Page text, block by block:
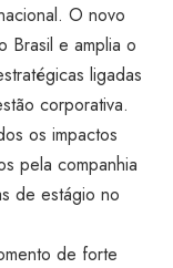
O novo
Brasil e amplia o
ligadas
corporativa.
os impactos
pela companhia
de estágio no
de forte